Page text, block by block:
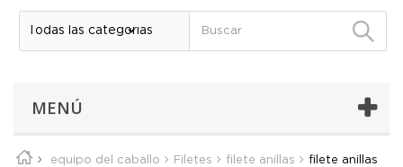
MENÚ
equipo del caballo Filetes filete anillas filete anillas